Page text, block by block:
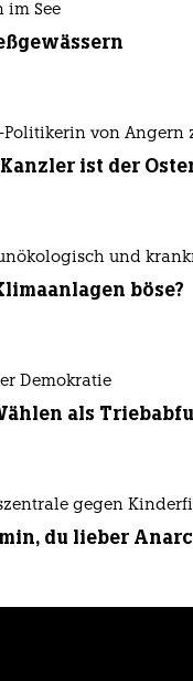
im See
Politikerin von Angern
Kanzler ist der
und
böse?
Demokratie
als
gegen
du lieber